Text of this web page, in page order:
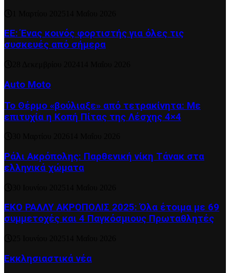
ΕΕ: Ένας κοινός φορτιστής για όλες τις
συσκευές από σήμερα
Auto Moto
Το Θέρμο «βούλιαξε» από τετρακίνητα: Με
επιτυχία η Κοπή Πίτας της Λέσχης 4×4
Ράλι Ακρόπολης: Παρθενική νίκη Τάνακ στα
ελληνικά χώματα
ΕΚΟ ΡΑΛΛΥ ΑΚΡΟΠΟΛΙΣ 2025: Όλα έτοιμα με 69
συμμετοχές και 4 Παγκόσμιους Πρωταθλητές
Εκκλησιαστικά νέα